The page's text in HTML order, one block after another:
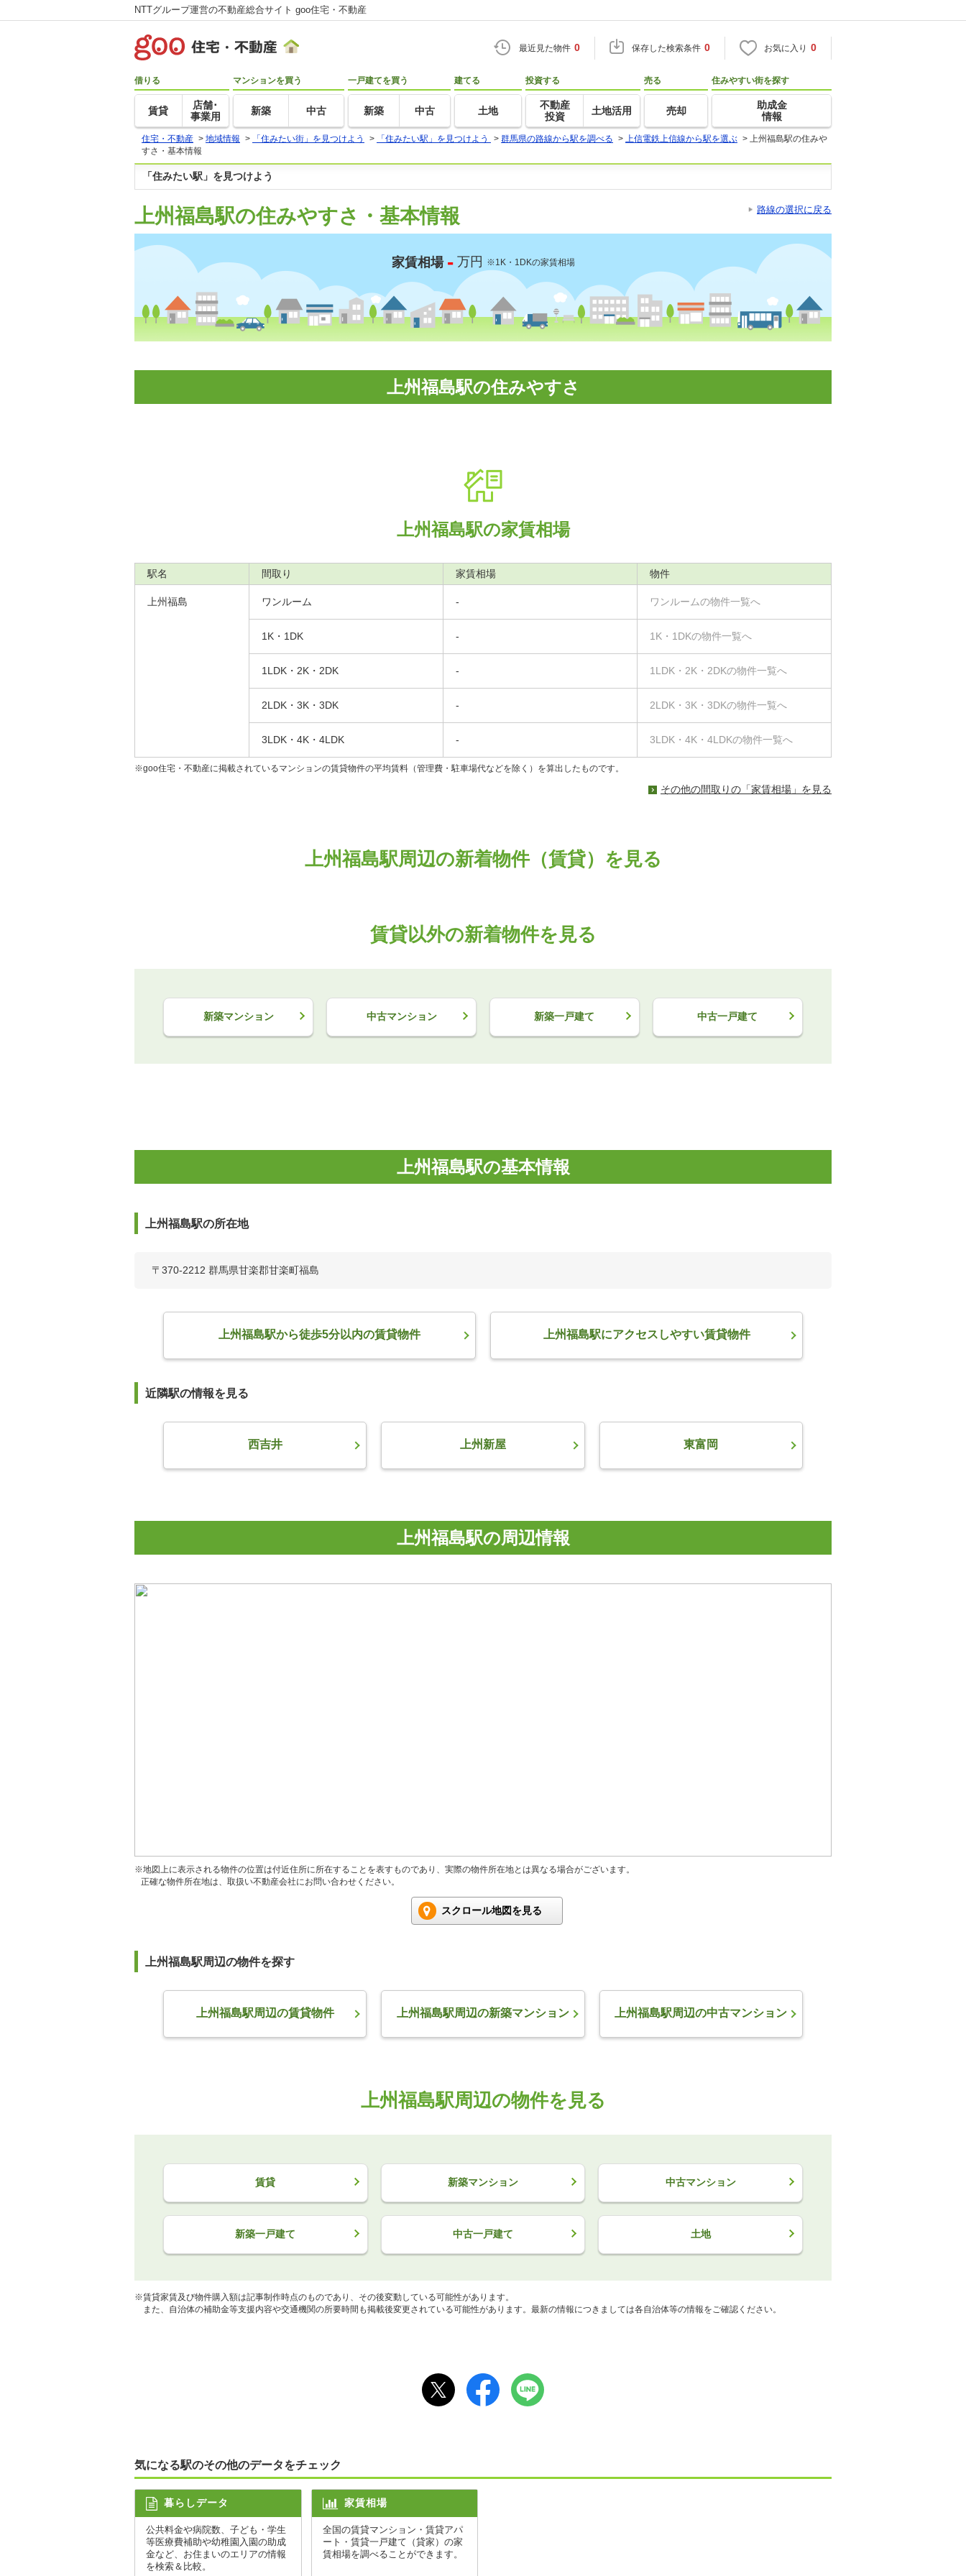
NTTグループ運営の不動産総合サイト goo住宅・不動産
最近見た物件 0 保存した検索条件 0 お気に入り 0
借りる
賃貸
店舗･
事業用
マンションを買う
新築 中古
一戸建てを買う
新築 中古
建てる
土地
投資する
不動産
投資
土地活用
売る
売却
住みやすい街を探す
助成金
情報
住宅・不動産 > 地域情報 > 「住みたい街」を見つけよう > 「住みたい駅」を見つけよう > 群馬県の路線から駅を調べる > 上信電鉄上信線から駅を選ぶ > 上州福島駅の住みや
すさ・基本情報
「住みたい駅」を見つけよう
上州福島駅の住みやすさ・基本情報 路線の選択に戻る
家賃相場 -万円 ※1K・1DKの家賃相場
上州福島駅の住みやすさ
上州福島駅の家賃相場
駅名 間取り 家賃相場 物件
上州福島 ワンルーム - ワンルームの物件一覧へ
1K・1DK - 1K・1DKの物件一覧へ
1LDK・2K・2DK - 1LDK・2K・2DKの物件一覧へ
2LDK・3K・3DK - 2LDK・3K・3DKの物件一覧へ
3LDK・4K・4LDK - 3LDK・4K・4LDKの物件一覧へ
※goo住宅・不動産に掲載されているマンションの賃貸物件の平均賃料（管理費・駐車場代などを除く）を算出したものです。
その他の間取りの「家賃相場」を見る
上州福島駅周辺の新着物件（賃貸）を見る
賃貸以外の新着物件を見る
新築マンション 中古マンション 新築一戸建て 中古一戸建て
上州福島駅の基本情報
上州福島駅の所在地
〒370-2212 群馬県甘楽郡甘楽町福島
上州福島駅から徒歩5分以内の賃貸物件 上州福島駅にアクセスしやすい賃貸物件
近隣駅の情報を見る
西吉井 上州新屋 東富岡
上州福島駅の周辺情報
※地図上に表示される物件の位置は付近住所に所在することを表すものであり、実際の物件所在地とは異なる場合がございます。
正確な物件所在地は、取扱い不動産会社にお問い合わせください。
スクロール地図を見る
上州福島駅周辺の物件を探す
上州福島駅周辺の賃貸物件 上州福島駅周辺の新築マンション 上州福島駅周辺の中古マンション
上州福島駅周辺の物件を見る
賃貸 新築マンション 中古マンション
新築一戸建て 中古一戸建て 土地
※賃貸家賃及び物件購入額は記事制作時点のものであり、その後変動している可能性があります。
また、自治体の補助金等支援内容や交通機関の所要時間も掲載後変更されている可能性があります。最新の情報につきましては各自治体等の情報をご確認ください。
気になる駅のその他のデータをチェック
暮らしデータ
公共料金や病院数、子ども・学生
等医療費補助や幼稚園入園の助成
金など、お住まいのエリアの情報
を検索＆比較。
家賃相場
全国の賃貸マンション・賃貸アパ
ート・賃貸一戸建て（貸家）の家
賃相場を調べることができます。